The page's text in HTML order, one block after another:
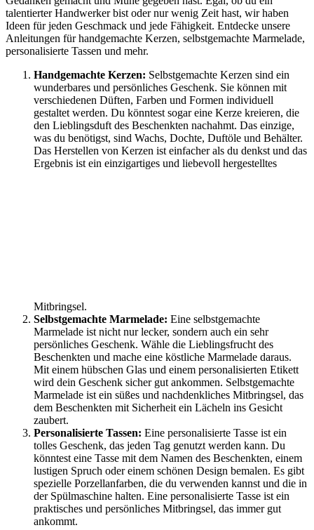
talentierter Handwerker bist oder nur wenig Zeit hast, wir haben
Ideen für jeden Geschmack und jede Fähigkeit. Entdecke unsere
Anleitungen für handgemachte Kerzen, selbstgemachte Marmelade,
personalisierte Tassen und mehr.
Handgemachte Kerzen: Selbstgemachte Kerzen sind ein
wunderbares und persönliches Geschenk. Sie können mit
verschiedenen Düften, Farben und Formen individuell
gestaltet werden. Du könntest sogar eine Kerze kreieren, die
den Lieblingsduft des Beschenkten nachahmt. Das einzige,
was du benötigst, sind Wachs, Dochte, Duftöle und Behälter.
Das Herstellen von Kerzen ist einfacher als du denkst und das
Ergebnis ist ein einzigartiges und liebevoll hergestelltes
Mitbringsel.
Selbstgemachte Marmelade: Eine selbstgemachte
Marmelade ist nicht nur lecker, sondern auch ein sehr
persönliches Geschenk. Wähle die Lieblingsfrucht des
Beschenkten und mache eine köstliche Marmelade daraus.
Mit einem hübschen Glas und einem personalisierten Etikett
wird dein Geschenk sicher gut ankommen. Selbstgemachte
Marmelade ist ein süßes und nachdenkliches Mitbringsel, das
dem Beschenkten mit Sicherheit ein Lächeln ins Gesicht
zaubert.
Personalisierte Tassen: Eine personalisierte Tasse ist ein
tolles Geschenk, das jeden Tag genutzt werden kann. Du
könntest eine Tasse mit dem Namen des Beschenkten, einem
lustigen Spruch oder einem schönen Design bemalen. Es gibt
spezielle Porzellanfarben, die du verwenden kannst und die in
der Spülmaschine halten. Eine personalisierte Tasse ist ein
praktisches und persönliches Mitbringsel, das immer gut
ankommt.